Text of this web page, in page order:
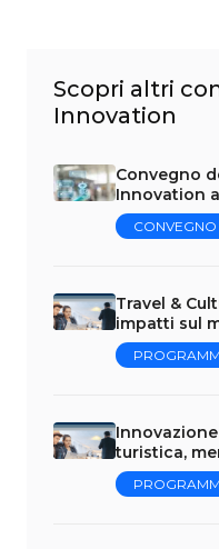
Scopri altri
Innovation
Convegno
Innovation
CONVEGNO
Travel &
impatti sul
turistica,